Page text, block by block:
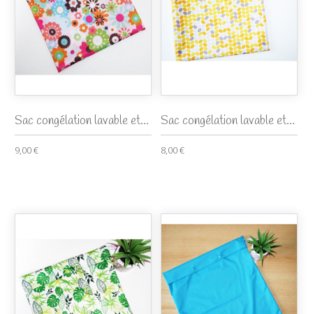
Sac congélation lavable et...
9,00 €
Sac congélation lavable et...
8,00 €